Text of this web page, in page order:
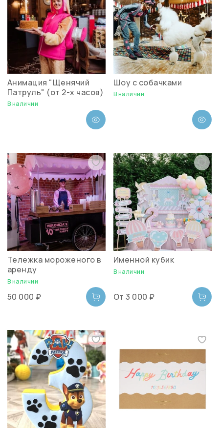
Анимация "Щенячий
Патруль" (от 2-х часов)
В наличии
Шоу с собачками
В наличии
Тележка мороженого в
аренду
В наличии
50 000 ₽
Именной кубик
В наличии
От 3 000 ₽